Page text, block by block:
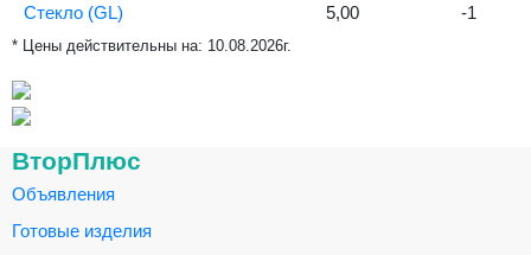
Стекло (GL) 5,00 -1
* Цены действительны на: 10.08.2026г.
ВторПлюс
Объявления
Готовые изделия